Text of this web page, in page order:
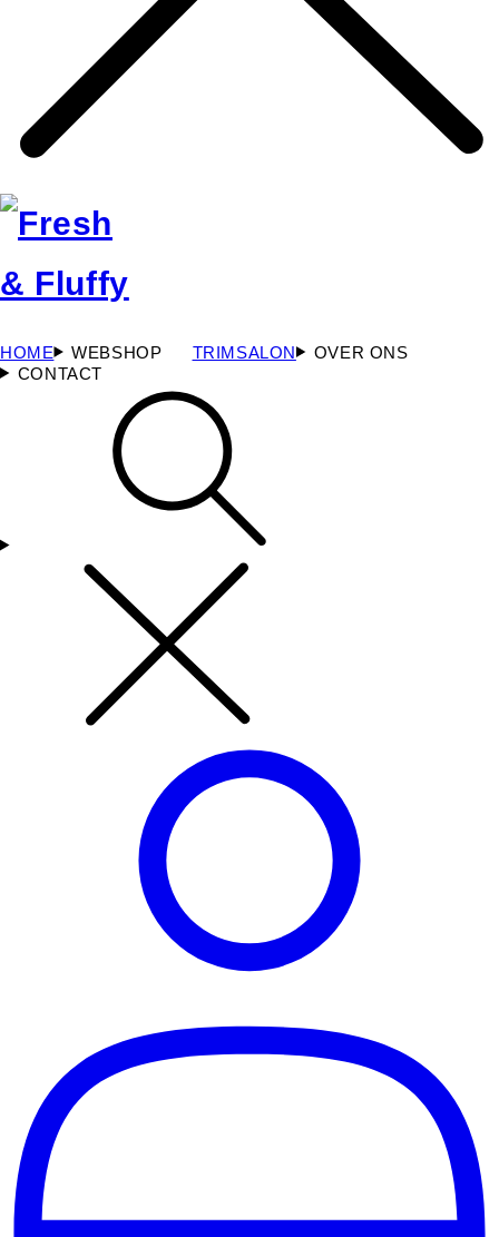
HOME WEBSHOP TRIMSALON
OVER ONS
CONTACT